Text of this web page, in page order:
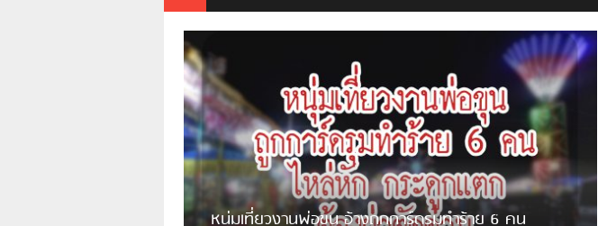
รพ.ไทย หลอกขอเงินแต่เอาไปกิน
ชาวเน็ตสวดยับ! พบพม่าเร่ขายพวงมาลัยหน้าพ่อขุนฯ